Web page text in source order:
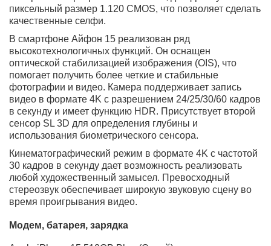
Производительность
В техническом аспекте Apple iPhone 15 предлагает
мощный процессор Apple A16 Bionic APL1W10 (4нм),
который обеспечивает высокую производительность и
эффективность. Смартфон оснащается 6 ГБ
оперативной памяти RAM LPDDR5, поэтому отличается
плавной работой приложений и поддержкой
многозадачности. Варианты внутренней памяти
включают 128 ГБ, 256 ГБ или 512 ГБ памяти NVMe, что
обеспечивает достаточно места для хранения файлов,
максимальное значение - 512 ГБ, больше могут
предложить лишь более дорогие модели 15 Pro и 15
Pro Max. Продуманная система отвода тепла помогает
поддерживать оптимальную температуру устройства
во время интенсивной работы.
Камера